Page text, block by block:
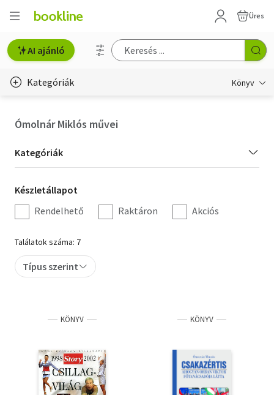
Üres
AI ajánló
Kategóriák Könyv
Hobbi, szabadidő
Irodalom
Művészet
Szakkönyv
Tankönyv, segédkönyv
Társadalomtudomány
Természettudomány
Ómolnár Miklós művei
Kategória
szűrés
Kategóriák
Készletállapot
szűrés
Készletállapot
Rendelhető
Raktáron Akciós
Találatok száma: 7
Típus szerint
KÖNYV KÖNYV